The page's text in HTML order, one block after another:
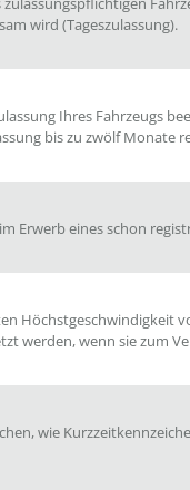
wird (Tageszulassung).
Ihres Fahrzeugs
bis zu zwölf Monate
Erwerb eines schon
Höchstgeschwindigkeit
werden, wenn sie zum
wie